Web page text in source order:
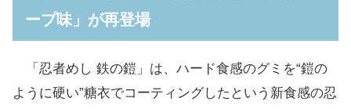
ープ味」が再登場
「忍者めし 鉄の鎧」は、ハード食感のグミを“鎧の
ように硬い”糖衣でコーティングしたという新食感の忍